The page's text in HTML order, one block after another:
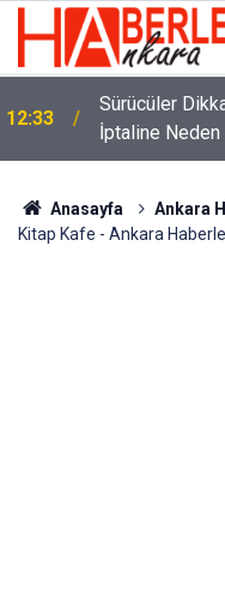
12:33
Sürücüler
İptaline Neden
Anasayfa Ankara
Kitap Kafe - Ankara